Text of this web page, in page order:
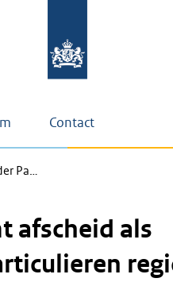
Contact
Pa…
afscheid als